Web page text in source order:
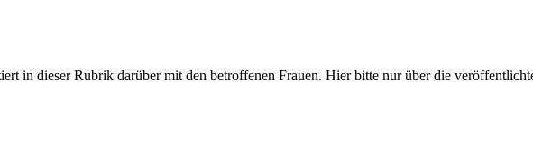
in dieser Rubrik darüber mit den betroffenen Frauen. Hier bitte nur über die